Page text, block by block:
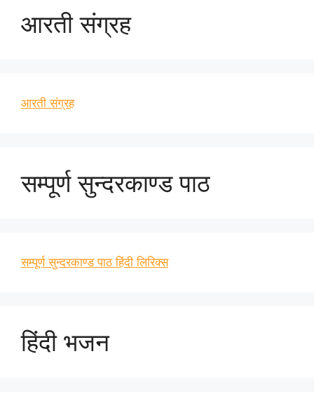
आरती संग्रह
आरती संग्रह
सम्पूर्ण सुन्दरकाण्ड पाठ
सम्पूर्ण सुन्दरकाण्ड पाठ हिंदी लिरिक्स
हिंदी भजन